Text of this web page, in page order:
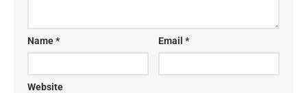
Name* Email*
Website